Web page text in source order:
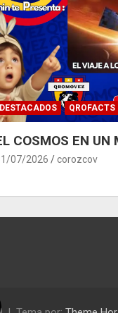
DESTACADOS QROFACTS
COSMOS EN UN
07/2026 corozcov